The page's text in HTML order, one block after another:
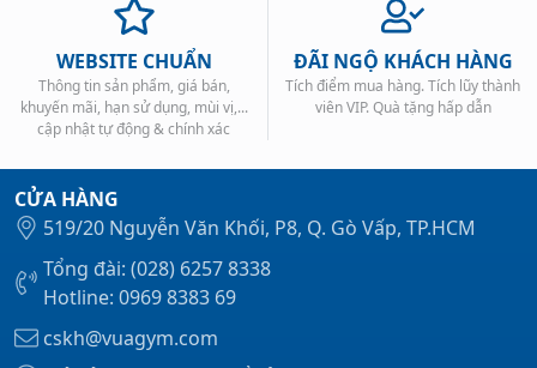
WEBSITE CHUẨN
Thông tin sản phẩm, giá bán,
khuyến mãi, hạn sử dụng, mùi vị,...
cập nhật tự động & chính xác
ĐÃI NGỘ KHÁCH HÀNG
Tích điểm mua hàng. Tích lũy thành
viên VIP. Quà tặng hấp dẫn
CỬA HÀNG
519/20 Nguyễn Văn Khối, P8, Q. Gò Vấp, TP.HCM
Tổng đài: (028) 6257 8338
Hotline: 0969 8383 69
cskh@vuagym.com